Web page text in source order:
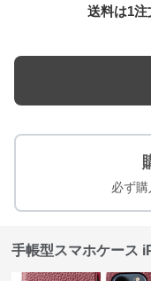
送料は1注
必ず購
手帳型スマホケース